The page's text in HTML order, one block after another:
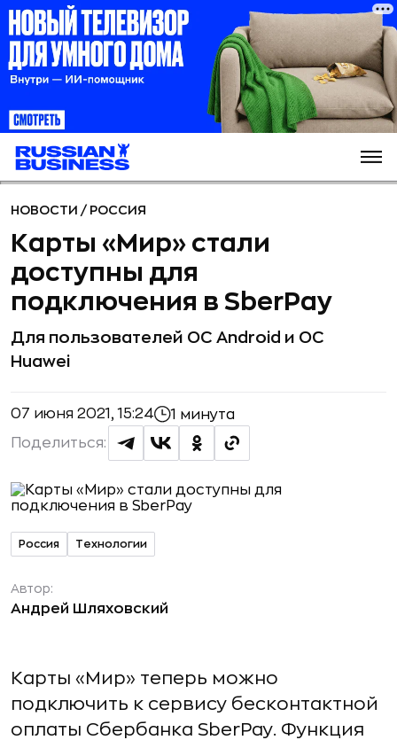
НОВОСТИ / РОССИЯ
Карты «Мир» стали
доступны для
подключения в SberPay
Для пользователей ОС Android и ОС
Huawei
07 июня 2021, 15:24 1 минута
Поделиться:
Россия Технологии
Автор:
Андрей Шляховский
Карты «Мир» теперь можно
подключить к сервису бесконтактной
оплаты Сбербанка SberPay. Функция